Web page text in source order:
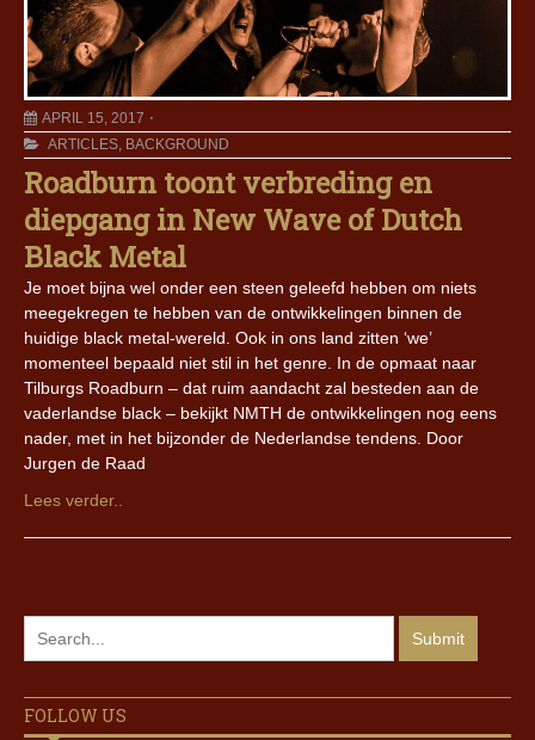
APRIL 15, 2017
ARTICLES, BACKGROUND
Roadburn toont verbreding en
diepgang in New Wave of Dutch
Black Metal
Je moet bijna wel onder een steen geleefd hebben om niets
meegekregen te hebben van de ontwikkelingen binnen de
huidige black metal-wereld. Ook in ons land zitten ‘we’
momenteel bepaald niet stil in het genre. In de opmaat naar
Tilburgs Roadburn – dat ruim aandacht zal besteden aan de
vaderlandse black – bekijkt NMTH de ontwikkelingen nog eens
nader, met in het bijzonder de Nederlandse tendens. Door
Jurgen de Raad
Lees verder..
FOLLOW US